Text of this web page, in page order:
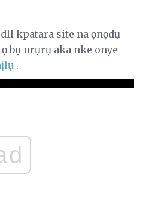
kpatara site na ọnọdụ
bụ nrụrụ aka nke onye
.